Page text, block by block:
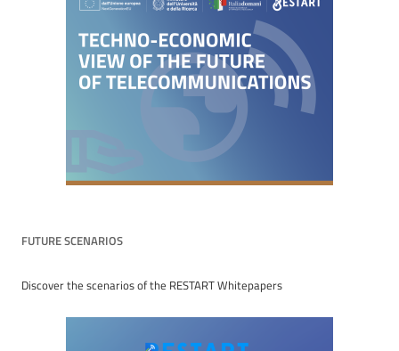
FUTURE SCENARIOS
Discover the scenarios of the RESTART Whitepapers